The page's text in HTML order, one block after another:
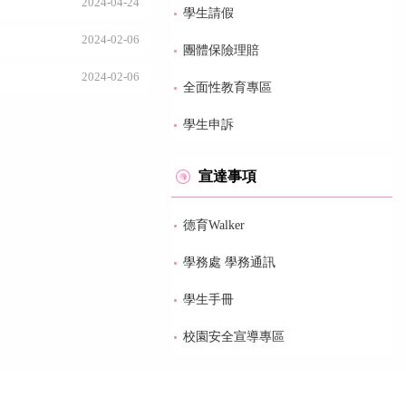
2024-04-24
2024-02-06
2024-02-06
學生請假
團體保險理賠
全面性教育專區
學生申訴
宣達事項
德育Walker
學務處 學務通訊
學生手冊
校園安全宣導專區